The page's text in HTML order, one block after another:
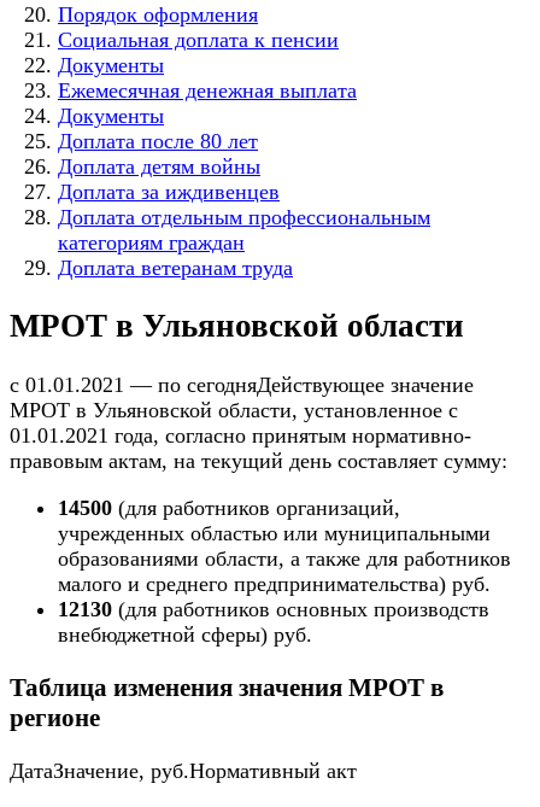
Порядок оформления
Социальная доплата к пенсии
Документы
Ежемесячная денежная выплата
Документы
Доплата после 80 лет
Доплата детям войны
Доплата за иждивенцев
Доплата отдельным профессиональным
категориям граждан
Доплата ветеранам труда
МРОТ в Ульяновской области
с 01.01.2021 — по сегодняДействующее значение
МРОТ в Ульяновской области, установленное с
01.01.2021 года, согласно принятым нормативно-
правовым актам, на текущий день составляет сумму:
14500 (для работников организаций,
учрежденных областью или муниципальными
образованиями области, а также для работников
малого и среднего предпринимательства) руб.
12130 (для работников основных производств
внебюджетной сферы) руб.
Таблица изменения значения МРОТ в
регионе
ДатаЗначение, руб.Нормативный акт